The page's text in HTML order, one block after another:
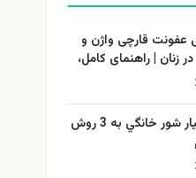
عفونت قارچی واژن و
زنان | راهنمای کامل،
طرز تهيه خیار شور خانگي به 3 روش